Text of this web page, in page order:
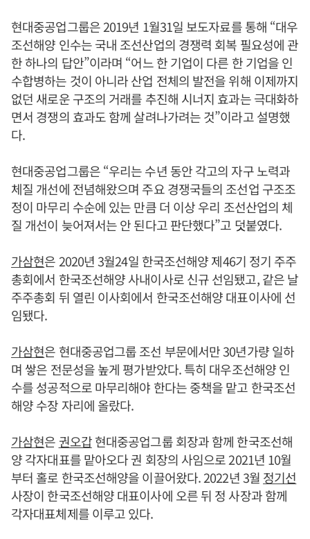
현대중공업그룹은 2019년 1월31일 보도자료를 통해 “대우
조선해양 인수는 국내 조선산업의 경쟁력 회복 필요성에 관
한 하나의 답안”이라며 “어느 한 기업이 다른 한 기업을 인
수합병하는 것이 아니라 산업 전체의 발전을 위해 이제까지
없던 새로운 구조의 거래를 추진해 시너지 효과는 극대화하
면서 경쟁의 효과도 함께 살려나가려는 것”이라고 설명했
다.
현대중공업그룹은 “우리는 수년 동안 각고의 자구 노력과
체질 개선에 전념해왔으며 주요 경쟁국들의 조선업 구조조
정이 마무리 수순에 있는 만큼 더 이상 우리 조선산업의 체
질 개선이 늦어져서는 안 된다고 판단했다”고 덧붙였다.
가삼현은 2020년 3월24일 한국조선해양 제46기 정기 주주
총회에서 한국조선해양 사내이사로 신규 선임됐고, 같은 날
주주총회 뒤 열린 이사회에서 한국조선해양 대표이사에 선
임됐다.
가삼현은 현대중공업그룹 조선 부문에서만 30년가량 일하
며 쌓은 전문성을 높게 평가받았다. 특히 대우조선해양 인
수를 성공적으로 마무리해야 한다는 중책을 맡고 한국조선
해양 수장 자리에 올랐다.
가삼현은 권오갑현대중공업그룹 회장과 함께 한국조선해
양 각자대표를 맡아오다 권 회장의 사임으로 2021년 10월
부터 홀로 한국조선해양을 이끌어왔다. 2022년 3월 정기선
사장이 한국조선해양 대표이사에 오른 뒤 정 사장과 함께
각자대표체제를 이루고 있다.